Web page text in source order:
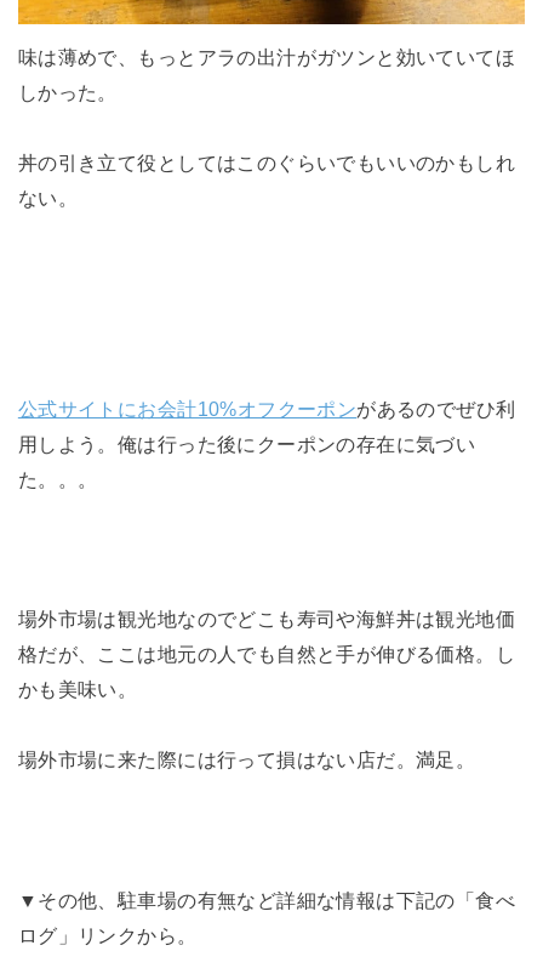
味は薄めで、もっとアラの出汁がガツンと効いていてほ
しかった。
丼の引き立て役としてはこのぐらいでもいいのかもしれ
ない。
公式サイトにお会計10%オフクーポンがあるのでぜひ利
用しよう。俺は行った後にクーポンの存在に気づい
た。。。
場外市場は観光地なのでどこも寿司や海鮮丼は観光地価
格だが、ここは地元の人でも自然と手が伸びる価格。し
かも美味い。
場外市場に来た際には行って損はない店だ。満足。
▼その他、駐車場の有無など詳細な情報は下記の「食べ
ログ」リンクから。